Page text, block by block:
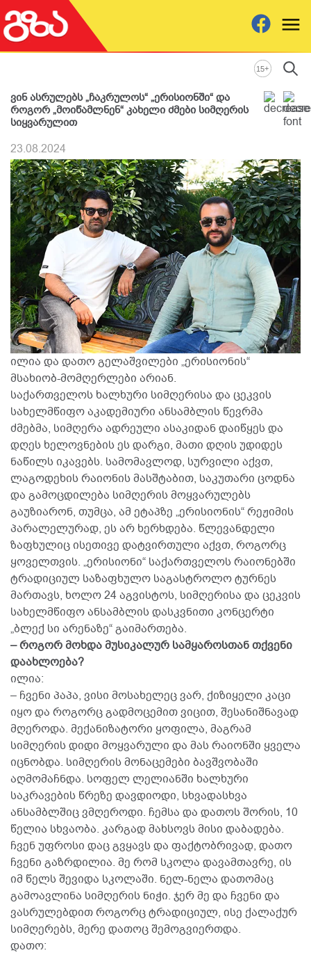
15+
ვინ ასრულებს „ჩაკრულოს“ „ერისიონში“ და
როგორ „მოიწამლნენ“ კახელი ძმები სიმღერის
სიყვარულით
23.08.2024
ილია და დათო გელაშვილები „ერისიონის“
მსახიობ-მომღერლები არიან.
საქართველოს ხალხური სიმღერისა და ცეკვის
სახელმწიფო აკადემიური ანსამბლის წევრმა
ძმებმა, სიმღერა ადრეული ასაკიდან დაიწყეს და
დღეს ხელოვნების ეს დარგი, მათი დღის უდიდეს
ნაწილს იკავებს. სამომავლოდ, სურვილი აქვთ,
ლაგოდეხის რაიონის მასშტაბით, საკუთარი ცოდნა
და გამოცდილება სიმღერის მოყვარულებს
გაუზიარონ, თუმცა, ამ ეტაპზე „ერისიონის“ რეჟიმის
პარალელურად, ეს არ ხერხდება. წლევანდელი
ზაფხულიც ისეთივე დატვირთული აქვთ, როგორც
ყოველთვის. „ერისიონი“ საქართველოს რაიონებში
ტრადიციულ საზაფხულო საგასტროლო ტურნეს
მართავს, ხოლო 24 აგვისტოს, სიმღერისა და ცეკვის
სახელმწიფო ანსამბლის დასკვნითი კონცერტი
„ბლექ სი არენაზე“ გაიმართება.
– როგორ მოხდა მუსიკალურ სამყაროსთან თქვენი
დაახლოება?
ილია:
– ჩვენი პაპა, ვისი მოსახელეც ვარ, ქიზიყელი კაცი
იყო და როგორც გადმოცემით ვიცით, შესანიშნავად
მღეროდა. მექანიზატორი ყოფილა, მაგრამ
სიმღერის დიდი მოყვარული და მას რაიონში ყველა
იცნობდა. სიმღერის მონაცემები ბავშვობაში
აღმომაჩნდა. სოფელ ლელიანში ხალხური
საკრავების წრეზე დავდიოდი, სხვადასხვა
ანსამბლშიც ვმღეროდი. ჩემსა და დათოს შორის, 10
წელია სხვაობა. კარგად მახსოვს მისი დაბადება.
ჩვენ უფროსი დაც გვყავს და ფაქტობრივად, დათო
ჩვენი გაზრდილია. მე რომ სკოლა დავამთავრე, ის
იმ წელს შევიდა სკოლაში. ნელ-ნელა დათომაც
გამოავლინა სიმღერის ნიჭი. ჯერ მე და ჩვენი და
ვასრულებდით როგორც ტრადიციულ, ისე ქალაქურ
სიმღერებს, მერე დათოც შემოგვიერთდა.
დათო: